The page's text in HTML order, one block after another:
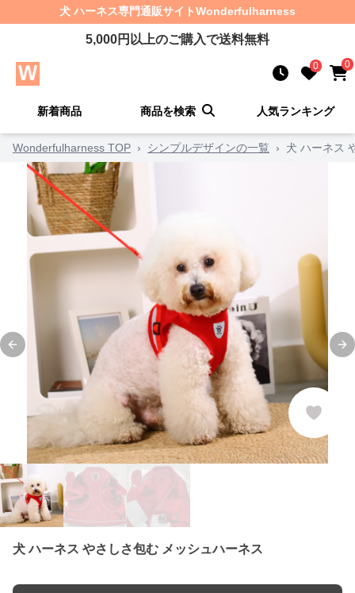
犬 ハーネス専門通販サイトWonderfulharness
5,000円以上のご購入で送料無料
0 0
新着商品 商品を検索 人気ランキング
Wonderfulharness TOP › シンプルデザインの一覧 › 犬 ハーネス
Previous slide
犬 ハーネス やさしさ包む メッシュハーネス